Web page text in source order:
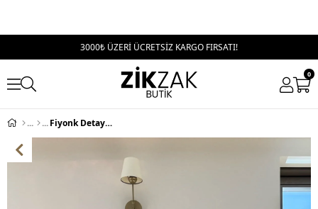
3000₺ ÜZERİ ÜCRETSİZ KARGO FIRSATI!
0
Fiyonk Detay Korse ve Etekli İkili Takım Siyah Beyaz 2352